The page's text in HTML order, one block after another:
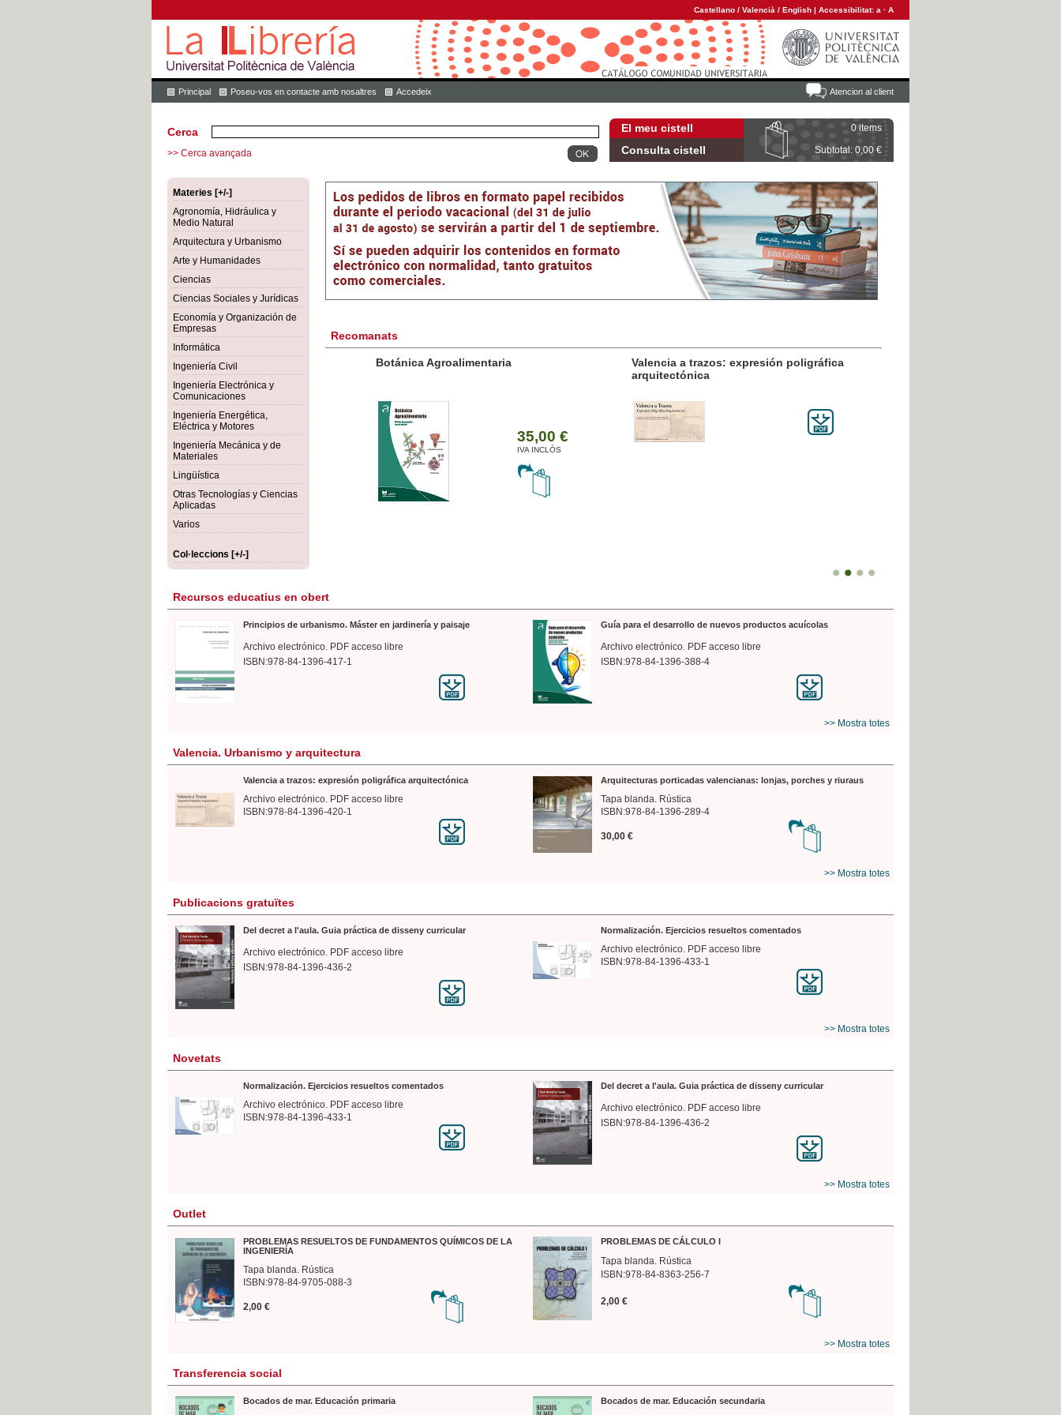
Castellano / Valencià / English | Accessibilitat: a · A
Atencion al client
Principal Poseu-vos en contacte amb nosaltres Accedeix
El meu cistell 0 items
Consulta cistell Subtotal: 0,00 €
Cerca
>> Cerca avançada
Materies [+/-]
Agronomía, Hidráulica y
Medio Natural
Arquitectura y Urbanismo
Arte y Humanidades
Ciencias
Ciencias Sociales y Jurídicas
Economía y Organización de
Empresas
Informática
Ingeniería Civil
Ingeniería Electrónica y
Comunicaciones
Ingeniería Energética,
Eléctrica y Motores
Ingeniería Mecánica y de
Materiales
Lingüística
Otras Tecnologías y Ciencias
Aplicadas
Varios
Col·leccions [+/-]
Recomanats
Botánica Agroalimentaria
35,00 €
IVA INCLÒS
Valencia a trazos: expresión poligráfica
arquitectónica
Recursos educatius en obert
Principios de urbanismo. Máster en jardinería y paisaje
Archivo electrónico. PDF acceso libre
ISBN:978-84-1396-417-1
Guía para el desarrollo de nuevos productos acuícolas
Archivo electrónico. PDF acceso libre
ISBN:978-84-1396-388-4
>> Mostra totes
Valencia. Urbanismo y arquitectura
Valencia a trazos: expresión poligráfica arquitectónica
Archivo electrónico. PDF acceso libre
ISBN:978-84-1396-420-1
Arquitecturas porticadas valencianas: lonjas, porches y riuraus
Tapa blanda. Rústica
ISBN:978-84-1396-289-4
30,00 €
>> Mostra totes
Publicacions gratuïtes
Del decret a l'aula. Guia práctica de disseny curricular
Archivo electrónico. PDF acceso libre
ISBN:978-84-1396-436-2
Normalización. Ejercicios resueltos comentados
Archivo electrónico. PDF acceso libre
ISBN:978-84-1396-433-1
>> Mostra totes
Novetats
Normalización. Ejercicios resueltos comentados
Archivo electrónico. PDF acceso libre
ISBN:978-84-1396-433-1
Del decret a l'aula. Guia práctica de disseny curricular
Archivo electrónico. PDF acceso libre
ISBN:978-84-1396-436-2
>> Mostra totes
Outlet
PROBLEMAS RESUELTOS DE FUNDAMENTOS QUÍMICOS DE LA
INGENIERÍA
Tapa blanda. Rústica
ISBN:978-84-9705-088-3
2,00 €
PROBLEMAS DE CÁLCULO I
Tapa blanda. Rústica
ISBN:978-84-8363-256-7
2,00 €
>> Mostra totes
Transferencia social
Bocados de mar. Educación primaria Bocados de mar. Educación secundaria